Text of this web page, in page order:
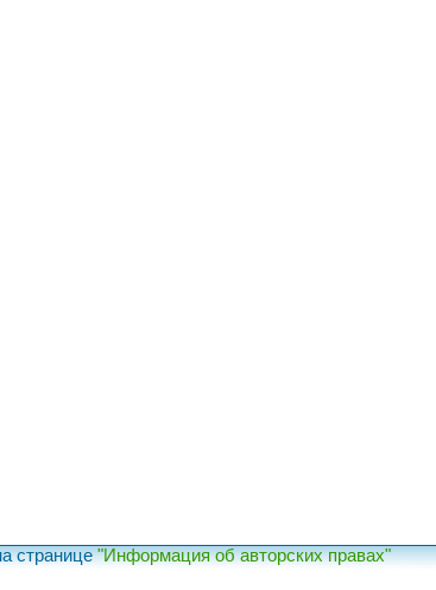
странице"Информация об авторских правах"